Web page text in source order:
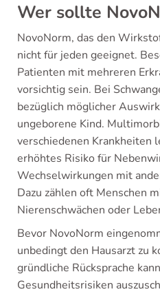
Wer sollte
NovoNorm, das den
nicht für jeden geeignet.
Patienten mit mehreren
vorsichtig sein. Bei
bezüglich möglicher
ungeborene Kind.
verschiedenen Krankheiten
erhöhtes Risiko für
Wechselwirkungen mit
Dazu zählen oft Menschen
Nierenschwächen oder
Bevor NovoNorm
unbedingt den Hausarzt zu
gründliche Rücksprache
Gesundheitsrisiken